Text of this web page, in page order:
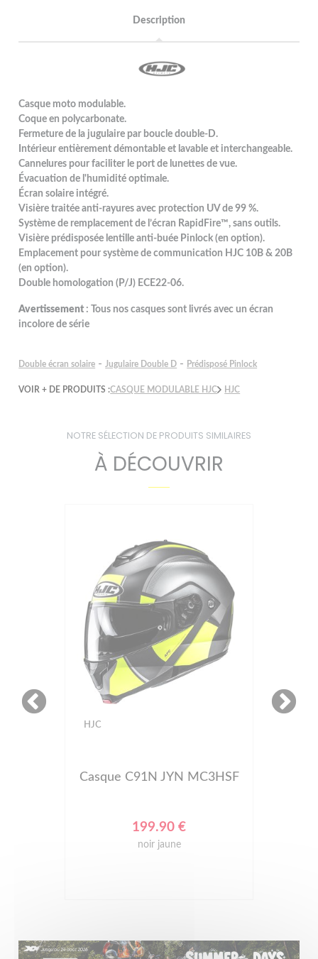
Description
Casque moto modulable.
Coque en polycarbonate.
Fermeture de la jugulaire par boucle double-D.
Intérieur entièrement démontable et lavable et interchangeable.
Cannelures pour faciliter le port de lunettes de vue.
Évacuation de l'humidité optimale.
Écran solaire intégré.
Visière traitée anti-rayures avec protection UV de 99 %.
Système de remplacement de l’écran RapidFire™, sans outils.
Visière prédisposée lentille anti-buée Pinlock (en option).
Emplacement pour système de communication HJC 10B & 20B
(en option).
Double homologation (P/J) ECE22-06.
Avertissement : Tous nos casques sont livrés avec un écran
incolore de série
Double écran solaire - Jugulaire Double D - Prédisposé Pinlock
VOIR + DE PRODUITS :CASQUE MODULABLE HJC HJC
NOTRE SÉLECTION DE PRODUITS SIMILAIRES
À DÉCOUVRIR
HJC
Casque C91N JYN MC3HSF
199.90 €
noir jaune